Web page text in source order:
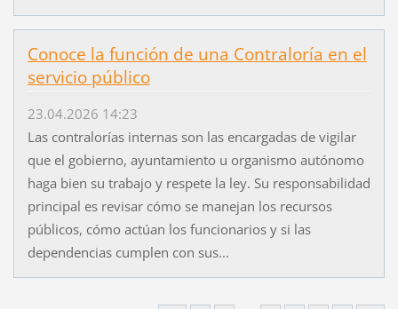
Conoce la función de una Contraloría en el
servicio público
23.04.2026 14:23
Las contralorías internas son las encargadas de vigilar
que el gobierno, ayuntamiento u organismo autónomo
haga bien su trabajo y respete la ley. Su responsabilidad
principal es revisar cómo se manejan los recursos
públicos, cómo actúan los funcionarios y si las
dependencias cumplen con sus...